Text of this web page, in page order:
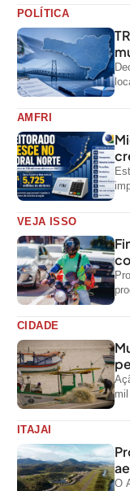
POLÍTICA
AMFRI
VEJA ISSO
CIDADE
ITAJAI
O